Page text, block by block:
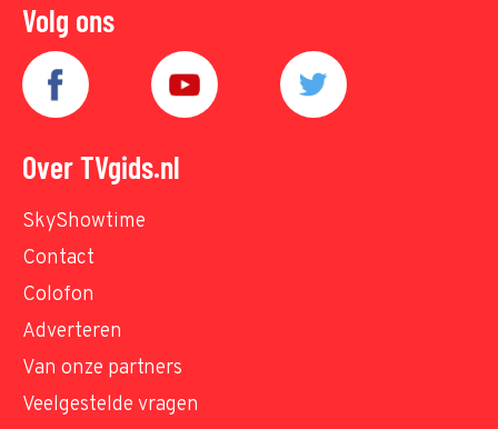
Volg ons
Over TVgids.nl
SkyShowtime
Contact
Colofon
Adverteren
Van onze partners
Veelgestelde vragen